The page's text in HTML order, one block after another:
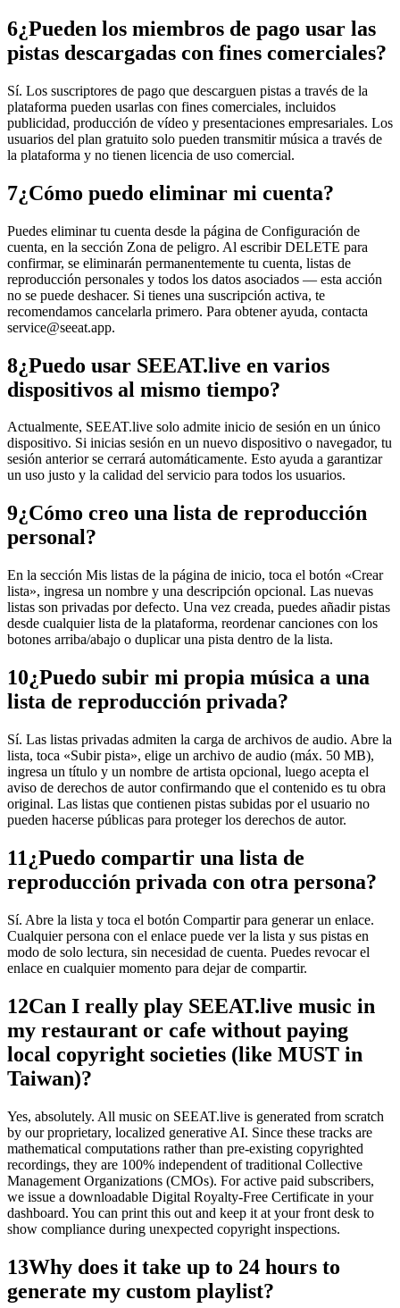
6¿Pueden los miembros de pago usar las
pistas descargadas con fines comerciales?
Sí. Los suscriptores de pago que descarguen pistas a través de la
plataforma pueden usarlas con fines comerciales, incluidos
publicidad, producción de vídeo y presentaciones empresariales. Los
usuarios del plan gratuito solo pueden transmitir música a través de
la plataforma y no tienen licencia de uso comercial.
7¿Cómo puedo eliminar mi cuenta?
Puedes eliminar tu cuenta desde la página de Configuración de
cuenta, en la sección Zona de peligro. Al escribir DELETE para
confirmar, se eliminarán permanentemente tu cuenta, listas de
reproducción personales y todos los datos asociados — esta acción
no se puede deshacer. Si tienes una suscripción activa, te
recomendamos cancelarla primero. Para obtener ayuda, contacta
service@seeat.app.
8¿Puedo usar SEEAT.live en varios
dispositivos al mismo tiempo?
Actualmente, SEEAT.live solo admite inicio de sesión en un único
dispositivo. Si inicias sesión en un nuevo dispositivo o navegador, tu
sesión anterior se cerrará automáticamente. Esto ayuda a garantizar
un uso justo y la calidad del servicio para todos los usuarios.
9¿Cómo creo una lista de reproducción
personal?
En la sección Mis listas de la página de inicio, toca el botón «Crear
lista», ingresa un nombre y una descripción opcional. Las nuevas
listas son privadas por defecto. Una vez creada, puedes añadir pistas
desde cualquier lista de la plataforma, reordenar canciones con los
botones arriba/abajo o duplicar una pista dentro de la lista.
10¿Puedo subir mi propia música a una
lista de reproducción privada?
Sí. Las listas privadas admiten la carga de archivos de audio. Abre la
lista, toca «Subir pista», elige un archivo de audio (máx. 50 MB),
ingresa un título y un nombre de artista opcional, luego acepta el
aviso de derechos de autor confirmando que el contenido es tu obra
original. Las listas que contienen pistas subidas por el usuario no
pueden hacerse públicas para proteger los derechos de autor.
11¿Puedo compartir una lista de
reproducción privada con otra persona?
Sí. Abre la lista y toca el botón Compartir para generar un enlace.
Cualquier persona con el enlace puede ver la lista y sus pistas en
modo de solo lectura, sin necesidad de cuenta. Puedes revocar el
enlace en cualquier momento para dejar de compartir.
12Can I really play SEEAT.live music in
my restaurant or cafe without paying
local copyright societies (like MUST in
Taiwan)?
Yes, absolutely. All music on SEEAT.live is generated from scratch
by our proprietary, localized generative AI. Since these tracks are
mathematical computations rather than pre-existing copyrighted
recordings, they are 100% independent of traditional Collective
Management Organizations (CMOs). For active paid subscribers,
we issue a downloadable Digital Royalty-Free Certificate in your
dashboard. You can print this out and keep it at your front desk to
show compliance during unexpected copyright inspections.
13Why does it take up to 24 hours to
generate my custom playlist?